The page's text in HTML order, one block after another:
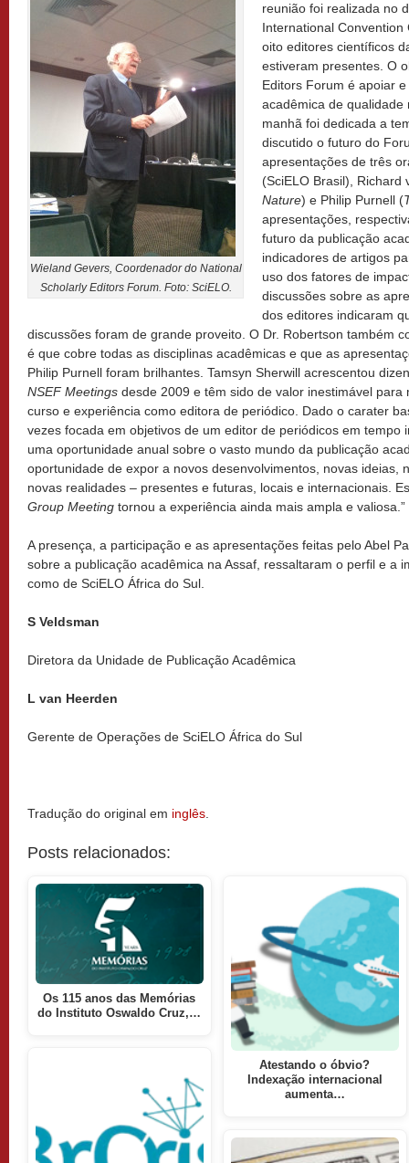
Wieland Gevers, Coordenador do National
Scholarly Editors Forum. Foto: SciELO.
reunião foi realizada no
International
oito editores científicos
estiveram presentes. O
Editors Forum é apoiar
acadêmica de qualidade
manhã foi dedicada a
discutido o futuro do
apresentações de três
(SciELO Brasil),
Nature) e Philip Purnell (
apresentações,
futuro da publicação
indicadores de artigos
uso dos fatores de
discussões sobre as
dos editores indicaram
discussões foram de grande proveito. O Dr. Robertson também
é que cobre todas as disciplinas acadêmicas e que as
Philip Purnell foram brilhantes. Tamsyn Sherwill acrescentou
NSEF Meetings desde 2009 e têm sido de valor inestimável para
curso e experiência como editora de periódico. Dado o carater
vezes focada em objetivos de um editor de periódicos em tempo
uma oportunidade anual sobre o vasto mundo da publicação
oportunidade de expor a novos desenvolvimentos, novas ideias,
novas realidades – presentes e futuras, locais e internacionais.
Group Meeting tornou a experiência ainda mais ampla e valiosa.”
A presença, a participação e as apresentações feitas pelo Abel
sobre a publicação acadêmica na Assaf, ressaltaram o perfil e a
como de SciELO África do Sul.
S Veldsman
Diretora da Unidade de Publicação Acadêmica
L van Heerden
Gerente de Operações de SciELO África do Sul
Tradução do original em inglês
Posts relacionados:
Os 115 anos das Memórias
do Instituto Oswaldo Cruz,…
Atestando o óbvio?
Indexação internacional
aumenta…